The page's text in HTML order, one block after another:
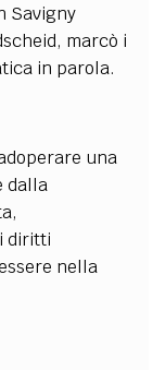
Savigny
marcò i
in parola.
una
dalla
diritti
nella